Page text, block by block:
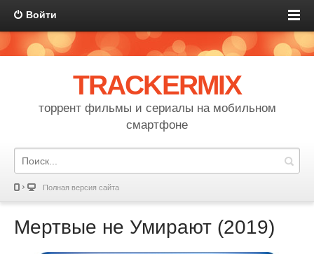
Войти
TRACKERMIX
торрент фильмы и сериалы на мобильном
смартфоне
Полная версия сайта
Мертвые не Умирают (2019)